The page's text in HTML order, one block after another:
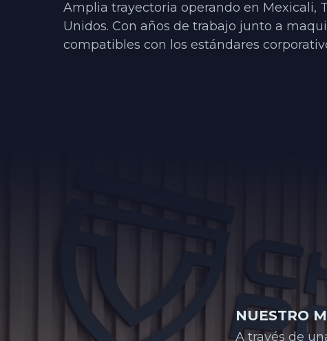
Amplia trayectoria operando en Mexicali,
Unidos. Con años de trabajo junto a
compatibles con los estándares
NUESTRO
A través de